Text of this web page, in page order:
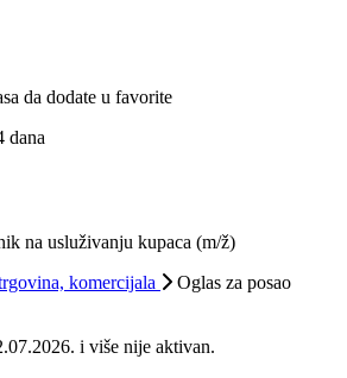
da dodate u favorite
dana
na usluživanju kupaca (m/ž)
komercijala Oglas za posao
i više nije aktivan.